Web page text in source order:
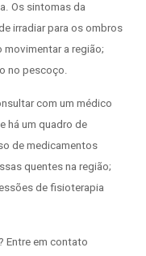
Os sintomas da
irradiar para os ombros
a região;
no pescoço.
com um médico
há um quadro de
de medicamentos
quentes na região;
de fisioterapia
Entre em contato